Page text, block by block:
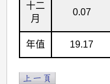
十二
月
0.07
年值 19.17